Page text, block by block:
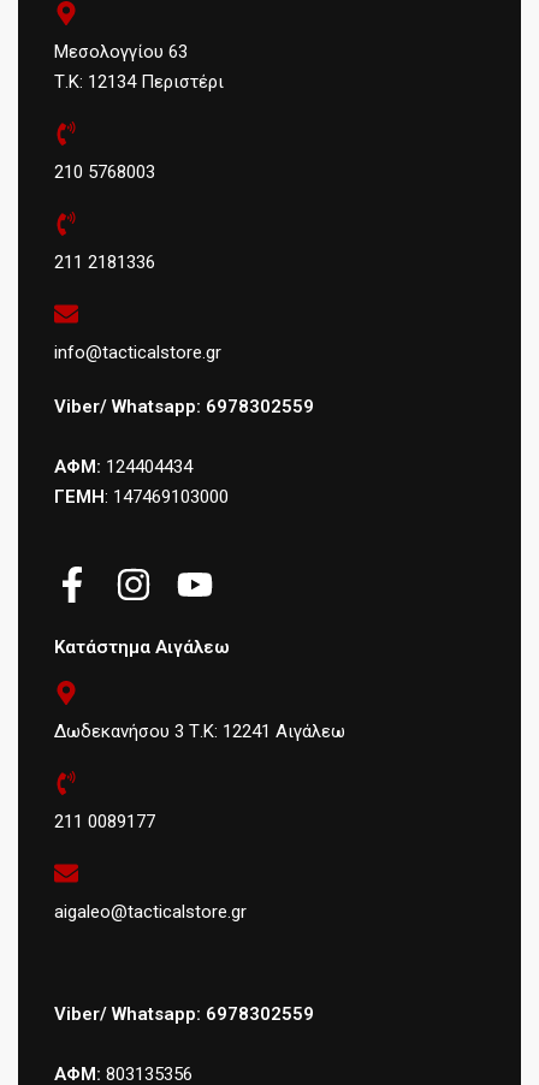
Μεσολογγίου 63
Τ.Κ: 12134 Περιστέρι
210 5768003
211 2181336
info@tacticalstore.gr
Viber/ Whatsapp: 6978302559
ΑΦΜ: 124404434
ΓΕΜΗ: 147469103000
Κατάστημα Αιγάλεω
Δωδεκανήσου 3 Τ.Κ: 12241 Αιγάλεω
211 0089177
aigaleo@tacticalstore.gr
Viber/ Whatsapp: 6978302559
ΑΦΜ: 803135356